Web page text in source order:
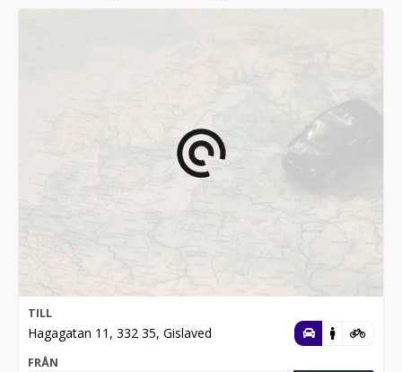
TILL
Hagagatan 11, 332 35, Gislaved
FRÅN